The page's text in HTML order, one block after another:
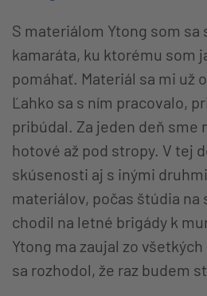
S materiálom Ytong som
kamaráta, ku ktorému som
pomáhať. Materiál sa mi už
Ľahko sa s ním pracovalo,
pribúdal. Za jeden deň sme
hotové až pod stropy. V tej
skúsenosti aj s inými
materiálov, počas štúdia na
chodil na letné brigády k
Ytong ma zaujal zo
sa rozhodol, že raz budem